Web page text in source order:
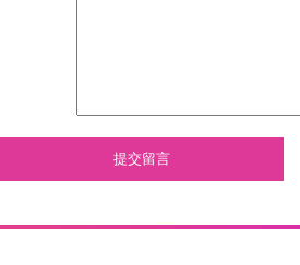
提交留言